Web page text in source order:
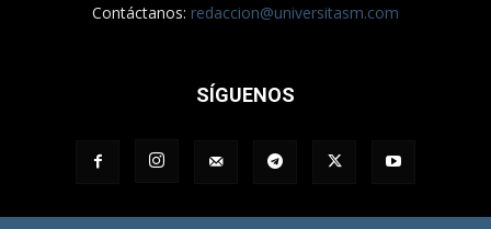
Contáctanos: redaccion@universitasm.com
SÍGUENOS